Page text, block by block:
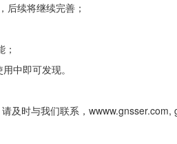
后续将继续完善；
中即可发现。
及时与我们联系，wwww.gnsser.com,